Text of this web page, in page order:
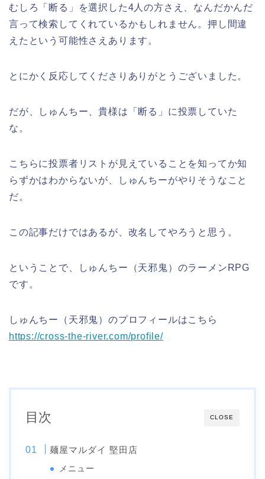
むしろ「断る」を選択した4人の方さえ、なんだかんだ
言って検索してくれているかもしれません。押し間違
えたという可能性さえあります。
とにかく反応してくださりありがとうございました。
だが、しゅんちー、貴様は「断る」に投票していた
な。
こちらに投票者リストが見えていることを知ってか知
らずかはわからないが、しゅんちーがやりそうなこと
だ。
この記事だけではあるが、改名してやろうと思う。
ということで、しゅんちー（天邪鬼）のラーメンRPG
です。
しゅんちー（天邪鬼）のプロフィールはこちら
https://cross-the-river.com/profile/
CLOSE
目次
麺屋マルダイ 堅田店
メニュー